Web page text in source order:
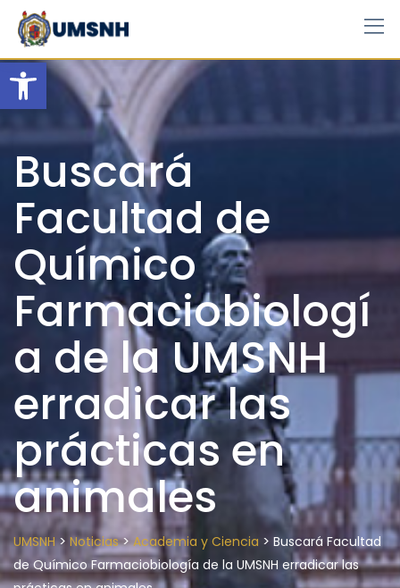
Open toolbar
Skip
content
Buscará
Facultad de
Químico
Farmaciobiologí
a de la UMSNH
erradicar las
prácticas en
animales
UMSNH> Noticias>Academia y Ciencia > Buscará Facultad
de Químico Farmaciobiología de la UMSNH erradicar las